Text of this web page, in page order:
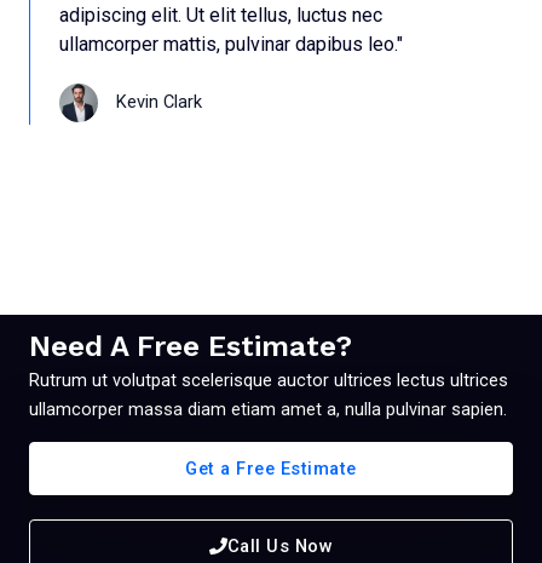
adipiscing elit. Ut elit tellus, luctus nec
ullamcorper mattis, pulvinar dapibus leo."
Kevin Clark
Need A Free Estimate?
Rutrum ut volutpat scelerisque auctor ultrices lectus ultrices
ullamcorper massa diam etiam amet a, nulla pulvinar sapien.
Get a Free Estimate
Call Us Now